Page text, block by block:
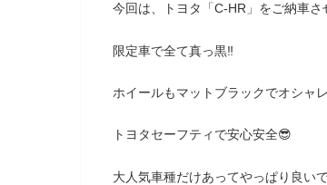
今回は、トヨタ「C-HR」をご納車さ
限定車で全て真っ黒‼️
ホイールもマットブラックでオシャ
トヨタセーフティで安心安全😎
大人気車種だけあってやっぱり良い